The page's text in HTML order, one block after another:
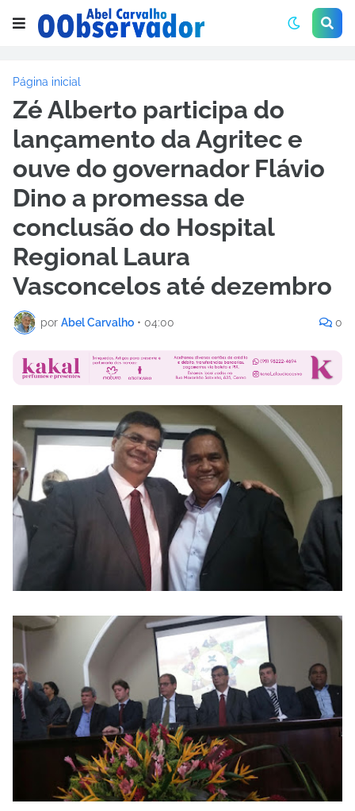
Página inicial
Zé Alberto participa do
lançamento da Agritec e
ouve do governador Flávio
Dino a promessa de
conclusão do Hospital
Regional Laura
Vasconcelos até dezembro
por Abel Carvalho • 04:00 0